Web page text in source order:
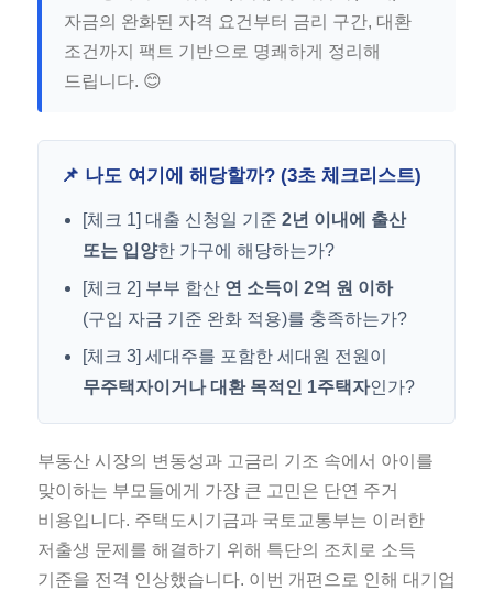
자금의 완화된 자격 요건부터 금리 구간, 대환
조건까지 팩트 기반으로 명쾌하게 정리해
드립니다. 😊
📌 나도 여기에 해당할까? (3초 체크리스트)
[체크 1] 대출 신청일 기준 2년 이내에 출산
또는 입양한 가구에 해당하는가?
[체크 2] 부부 합산 연 소득이 2억 원 이하
(구입 자금 기준 완화 적용)를 충족하는가?
[체크 3] 세대주를 포함한 세대원 전원이
무주택자이거나 대환 목적인 1주택자인가?
부동산 시장의 변동성과 고금리 기조 속에서 아이를
맞이하는 부모들에게 가장 큰 고민은 단연 주거
비용입니다. 주택도시기금과 국토교통부는 이러한
저출생 문제를 해결하기 위해 특단의 조치로 소득
기준을 전격 인상했습니다. 이번 개편으로 인해 대기업